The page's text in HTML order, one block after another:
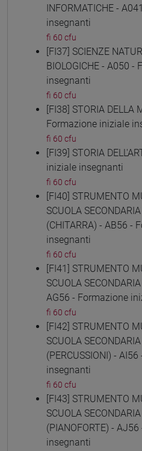
INFORMATICHE -
insegnanti
fi 60 cfu
[FI37] SCIENZE
BIOLOGICHE - A050
insegnanti
fi 60 cfu
[FI38] STORIA DELLA
Formazione iniziale
fi 60 cfu
[FI39] STORIA
iniziale insegnanti
fi 60 cfu
[FI40] STRUMENTO
SCUOLA
(CHITARRA) - AB56 -
insegnanti
fi 60 cfu
[FI41] STRUMENTO
SCUOLA
AG56 - Formazione
fi 60 cfu
[FI42] STRUMENTO
SCUOLA
(PERCUSSIONI) -
insegnanti
fi 60 cfu
[FI43] STRUMENTO
SCUOLA
(PIANOFORTE) -
insegnanti